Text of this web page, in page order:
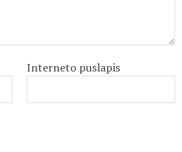
Interneto puslapis